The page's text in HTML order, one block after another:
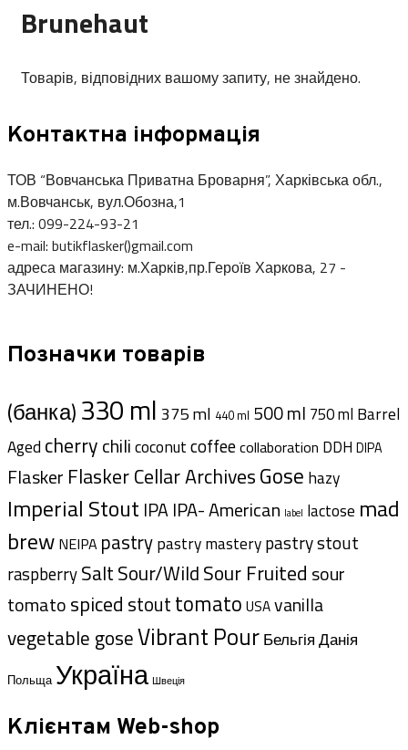
Brunehaut
Товарів, відповідних вашому запиту, не знайдено.
Контактна інформація
ТОВ “Вовчанська Приватна Броварня”, Харківська обл.,
м.Вовчанськ, вул.Обозна,1
тел.: 099-224-93-21
e-mail: butikflasker()gmail.com
адреса магазину: м.Харків,пр.Героїв Харкова, 27 -
ЗАЧИНЕНО!
Позначки товарів
(банка)330 ml 375 ml 440 ml 500 ml 750 ml Barrel
Aged cherrychilicoconutcoffeecollaboration DDH DIPA
Flasker Flasker Cellar ArchivesGose hazy
Imperial Stout IPA IPA- American label lactose mad
brew NEIPA pastrypastry masterypastry stout
raspberrySaltSour/WildSour Fruited sour
tomatospiced stouttomato USAvanilla
vegetable goseVibrant PourБельгіяДанія
Польща Україна Швеція
Клієнтам Web-shop